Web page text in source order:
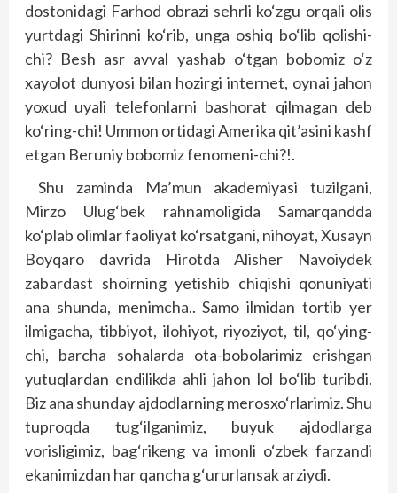
dostonidagi Farhod obrazi sehrli ko‘zgu orqali olis
yurtdagi Shirinni ko‘rib, unga oshiq bo‘lib qolishi-
chi? Besh asr avval yashab o‘tgan bobomiz o‘z
xayolot dunyosi bilan hozirgi internet, oynai jahon
yoxud uyali telefonlarni bashorat qilmagan deb
ko‘ring-chi! Ummon ortidagi Amerika qit’asini kashf
etgan Beruniy bobomiz fenomeni-chi?!.
Shu zaminda Ma’mun akademiyasi tuzilgani,
Mirzo Ulug‘bek rahnamoligida Samarqandda
ko‘plab olimlar faoliyat ko‘rsatgani, nihoyat, Xusayn
Boyqaro davrida Hirotda Alisher Navoiydek
zabardast shoirning yetishib chiqishi qonuniyati
ana shunda, menimcha.. Samo ilmidan tortib yer
ilmigacha, tibbiyot, ilohiyot, riyoziyot, til, qo‘ying-
chi, barcha sohalarda ota-bobolarimiz erishgan
yutuqlardan endilikda ahli jahon lol bo‘lib turibdi.
Biz ana shunday ajdodlarning merosxo‘rlarimiz. Shu
tuproqda tug‘ilganimiz, buyuk ajdodlarga
vorisligimiz, bag‘rikeng va imonli o‘zbek farzandi
ekanimizdan har qancha g‘ururlansak arziydi.